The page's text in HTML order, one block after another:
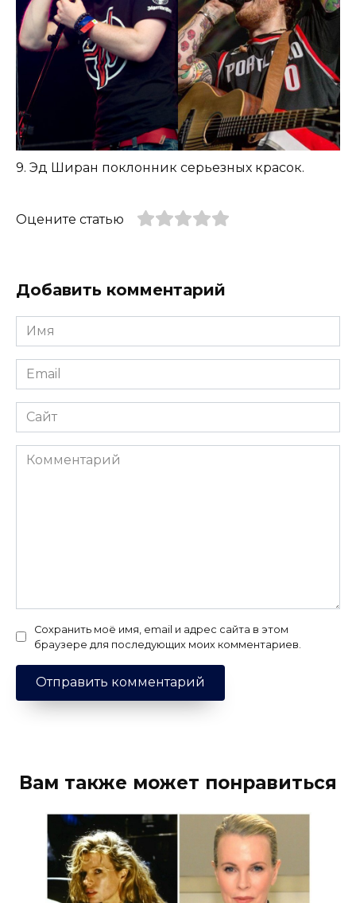
9. Эд Ширан поклонник серьезных красок.
Оцените статью
Добавить комментарий
Имя
*
Email
*
Сайт
Комментарий
Сохранить моё имя, email и адрес сайта в этом
браузере для последующих моих комментариев.
Вам также может понравиться